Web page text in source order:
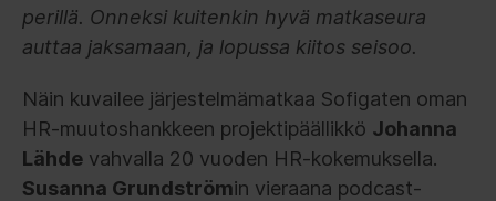
perillä. Onneksi kuitenkin hyvä matkaseura
auttaa jaksamaan, ja lopussa kiitos seisoo.
Näin kuvailee järjestelmämatkaa Sofigaten oman
HR-muutoshankkeen projektipäällikkö Johanna
Lähde vahvalla 20 vuoden HR-kokemuksella.
Susanna Grundströmin vieraana podcast-